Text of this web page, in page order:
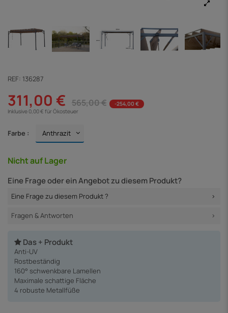
REF: 136287
311,00 € 565,00 €
-254,00 €
Inklusive 0,00 € für Ökosteuer
Farbe :
Nicht auf Lager
Eine Frage oder ein Angebot zu diesem Produkt?
Eine Frage zu diesem Produkt ?
Fragen & Antworten
Das + Produkt
Anti-UV
Rostbeständig
160° schwenkbare Lamellen
Maximale schattige Fläche
4 robuste Metallfüße